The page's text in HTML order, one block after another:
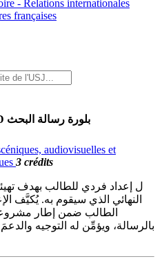
- Relations internationales
françaises
8D بلورة رسالة البحث
audiovisuelles et
3 crédits
ل إعداد فردي للطالب بهدف
النهائي الذي سيقوم به. يُكيَّف
الطالب ضمن إطار
بالرسالة، ويؤمِّن له التوجيه